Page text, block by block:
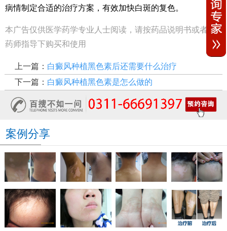
病情制定合适的治疗方案，有效加快白斑的复色。
本广告仅供医学药学专业人士阅读，请按药品说明书或者在
药师指导下购买和使用
上一篇： 白癜风种植黑色素后还需要什么治疗
下一篇： 白癜风种植黑色素是怎么做的
案例分享